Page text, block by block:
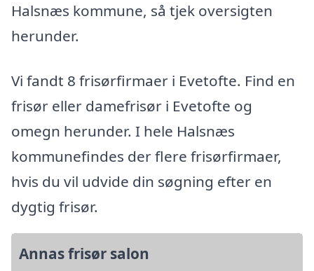
Halsnæs kommune, så tjek oversigten
herunder.
Vi fandt 8 frisørfirmaer i Evetofte. Find en
frisør eller damefrisør i Evetofte og
omegn herunder. I hele Halsnæs
kommunefindes der flere frisørfirmaer,
hvis du vil udvide din søgning efter en
dygtig frisør.
Annas frisør salon